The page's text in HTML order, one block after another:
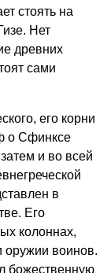
стоять на
Нет
древних
сами
его корни
о Сфинксе
и во всей
в
Его
колоннах,
оружии воинов.
божественную